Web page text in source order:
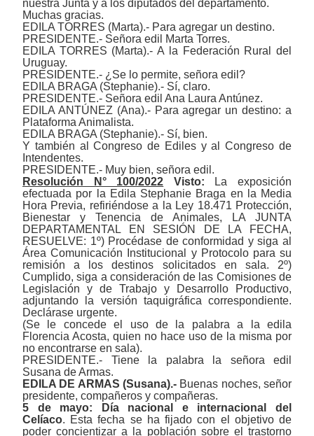
nuestra Junta y a los diputados del departamento.
Muchas gracias.
EDILA TORRES (Marta).- Para agregar un destino.
PRESIDENTE.- Señora edil Marta Torres.
EDILA TORRES (Marta).- A la Federación Rural del
Uruguay.
PRESIDENTE.- ¿Se lo permite, señora edil?
EDILA BRAGA (Stephanie).- Sí, claro.
PRESIDENTE.- Señora edil Ana Laura Antúnez.
EDILA ANTÚNEZ (Ana).- Para agregar un destino: a
Plataforma Animalista.
EDILA BRAGA (Stephanie).- Sí, bien.
Y también al Congreso de Ediles y al Congreso de
Intendentes.
PRESIDENTE.- Muy bien, señora edil.
Resolución N° 100/2022
Visto:
La exposición
efectuada por la Edila Stephanie Braga en la Media
Hora Previa, refiriéndose a la Ley 18.471 Protección,
Bienestar y Tenencia de Animales, LA JUNTA
DEPARTAMENTAL EN SESIÓN DE LA FECHA,
RESUELVE: 1º) Procédase de conformidad y siga al
Área Comunicación Institucional y Protocolo para su
remisión a los destinos solicitados en sala. 2º)
Cumplido, siga a consideración de las Comisiones de
Legislación y de Trabajo y Desarrollo Productivo,
adjuntando la versión taquigráfica correspondiente.
Declárase urgente.
(Se le concede el uso de la palabra a la edila
Florencia Acosta, quien no hace uso de la misma por
no encontrarse en sala).
PRESIDENTE.- Tiene la palabra la señora edil
Susana de Armas.
EDILA DE ARMAS (Susana).- Buenas noches, señor
presidente, compañeros y compañeras.
5 de mayo: Día nacional e internacional del
Celíaco. Esta fecha se ha fijado con el objetivo de
poder concientizar a la población sobre el trastorno